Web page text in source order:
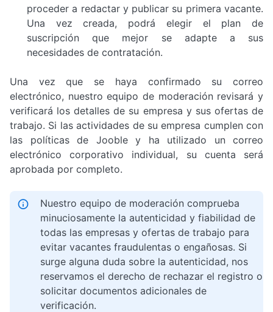
proceder a redactar y publicar su primera vacante.
Una vez creada, podrá elegir el plan de
suscripción que mejor se adapte a sus
necesidades de contratación.
Una vez que se haya confirmado su correo
electrónico, nuestro equipo de moderación revisará y
verificará los detalles de su empresa y sus ofertas de
trabajo. Si las actividades de su empresa cumplen con
las políticas de Jooble y ha utilizado un correo
electrónico corporativo individual, su cuenta será
aprobada por completo.
Nuestro equipo de moderación comprueba
minuciosamente la autenticidad y fiabilidad de
todas las empresas y ofertas de trabajo para
evitar vacantes fraudulentas o engañosas. Si
surge alguna duda sobre la autenticidad, nos
reservamos el derecho de rechazar el registro o
solicitar documentos adicionales de
verificación.